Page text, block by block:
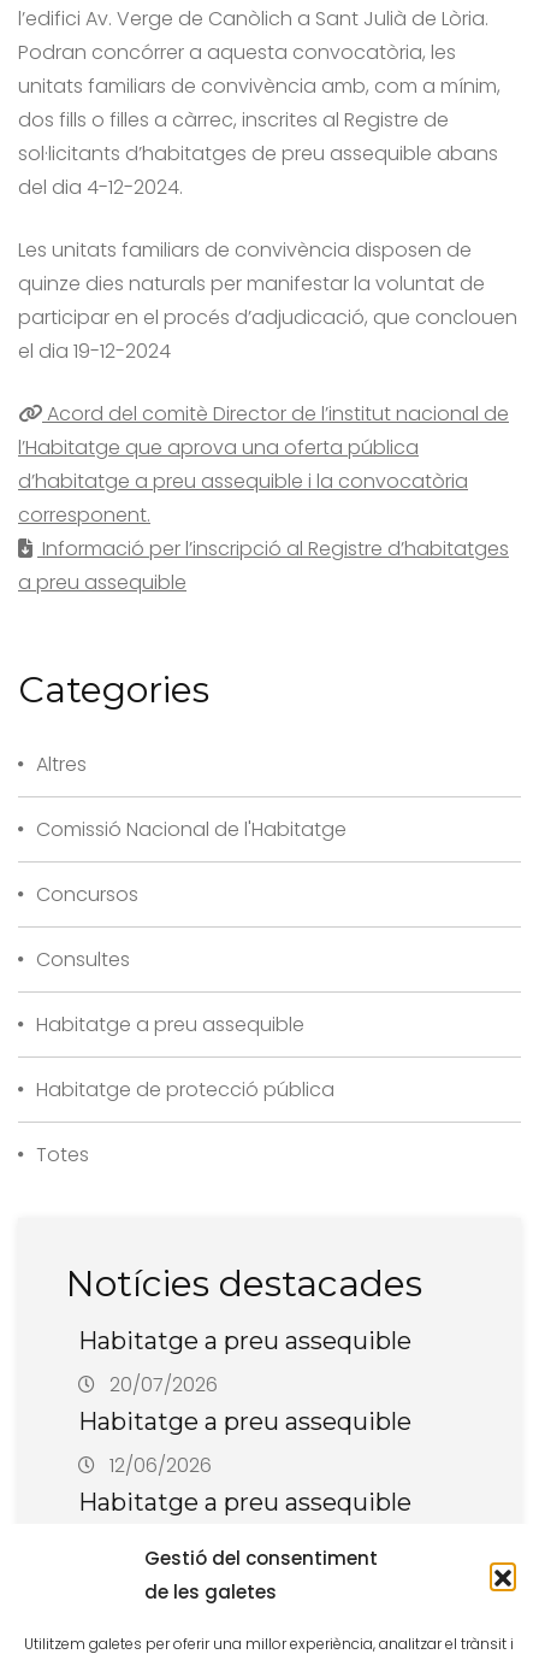
Gestió del consentiment
de les galetes
Utilitzem galetes per oferir una millor experiència, analitzar el trànsit i
l’edifici Av. Verge de Canòlich a Sant Julià de Lòria.
Podran concórrer a aquesta convocatòria, les
unitats familiars de convivència amb, com a mínim,
dos fills o filles a càrrec, inscrites al Registre de
sol·licitants d’habitatges de preu assequible abans
del dia 4-12-2024.
Les unitats familiars de convivència disposen de
quinze dies naturals per manifestar la voluntat de
participar en el procés d’adjudicació, que conclouen
el dia 19-12-2024
Acord del comitè Director de l’institut nacional de
l’Habitatge que aprova una oferta pública
d’habitatge a preu assequible i la convocatòria
corresponent.
Informació per l’inscripció al Registre d’habitatges
a preu assequible
Categories
Altres
Comissió Nacional de l'Habitatge
Concursos
Consultes
Habitatge a preu assequible
Habitatge de protecció pública
Totes
Notícies destacades
Habitatge a preu assequible
20/07/2026
Habitatge a preu assequible
12/06/2026
Habitatge a preu assequible
22/04/2026